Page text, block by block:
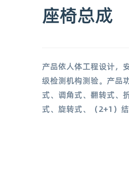
座椅总成
产品依人体工程设计，
级检测机构测验。产品
式、调角式、翻转式、
式、旋转式、（2+1）